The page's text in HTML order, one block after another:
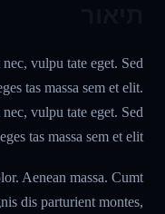
vulpu tate eget. Sed
tas massa sem et elit.
vulpu tate eget. Sed
tas massa sem et elit.
Aenean massa. Cumt
dis parturient montes,